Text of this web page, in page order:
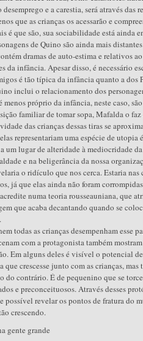
desemprego e a carestia, será através das
que as crianças os acessarão e
é que são, sua sociabilidade está ainda
de Quino são ainda mais
dramas de auto-estima e relativos
da infância. Apesar disso, é necessário
é tão típica da infância quanto a dos
inclui o relacionamento dos
menos próprio da infância, neste caso,
familiar de tomar sopa, Mafalda o
das crianças dessas tiras se
representariam uma espécie de
um lugar de alteridade à mediocridade
e na beligerância da nossa
o ridículo que nos cerca. Estaria
já que elas ainda não foram
numa teoria rousseauniana, que
que acaba decantando quando se
todas as crianças desempenham esse
com a protagonista também
Em alguns deles é visível o potencial
que crescesse junto com as crianças,
do contrário. É de pequenino que se
e preconceituosos. Através desses
possível revelar os pontos de fratura do
crescendo.
gente grande